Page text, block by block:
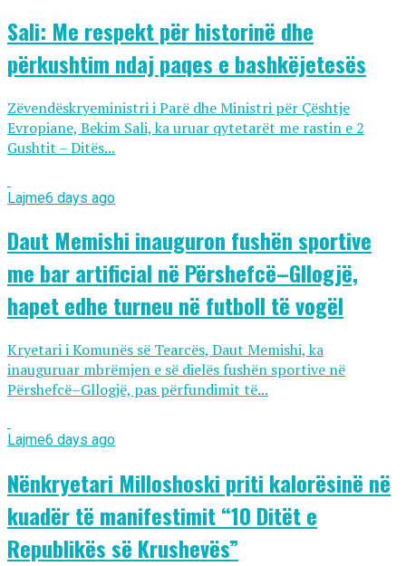
Sali: Me respekt për historinë dhe
përkushtim ndaj paqes e bashkëjetesës
Zëvendëskryeministri i Parë dhe Ministri për Çështje
Evropiane, Bekim Sali, ka uruar qytetarët me rastin e 2
Gushtit – Ditës...
Lajme6 days ago
Daut Memishi inauguron fushën sportive
me bar artificial në Përshefcë–Gllogjë,
hapet edhe turneu në futboll të vogël
Kryetari i Komunës së Tearcës, Daut Memishi, ka
inauguruar mbrëmjen e së dielës fushën sportive në
Përshefcë–Gllogjë, pas përfundimit të...
Lajme6 days ago
Nënkryetari Milloshoski priti kalorësinë në
kuadër të manifestimit “10 Ditët e
Republikës së Krushevës”